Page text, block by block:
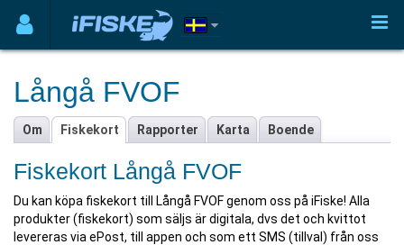
Långå FVOF
Om Fiskekort Rapporter Karta Boende
Fiskekort Långå FVOF
Du kan köpa fiskekort till Långå FVOF genom oss på iFiske! Alla
produkter (fiskekort) som säljs är digitala, dvs det och kvittot
levereras via ePost, till appen och som ett SMS (tillval) från oss